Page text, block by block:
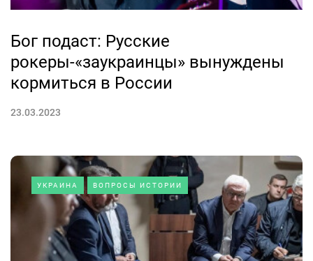
Бог подаст: Русские
рокеры-«заукраинцы» вынуждены
кормиться в России
23.03.2023
УКРАИНА ВОПРОСЫ ИСТОРИИ